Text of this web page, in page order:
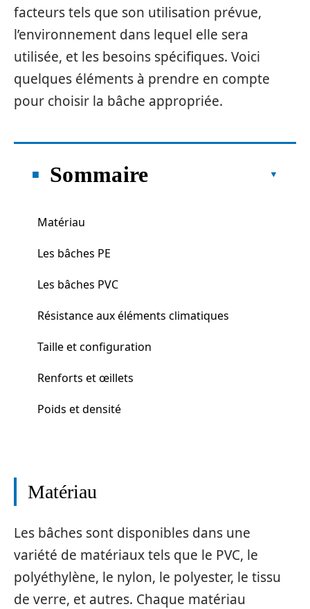
facteurs tels que son utilisation prévue,
l’environnement dans lequel elle sera
utilisée, et les besoins spécifiques. Voici
quelques éléments à prendre en compte
pour choisir la bâche appropriée.
Sommaire
Matériau
Les bâches PE
Les bâches PVC
Résistance aux éléments climatiques
Taille et configuration
Renforts et œillets
Poids et densité
Matériau
Les bâches sont disponibles dans une
variété de matériaux tels que le PVC, le
polyéthylène, le nylon, le polyester, le tissu
de verre, et autres. Chaque matériau